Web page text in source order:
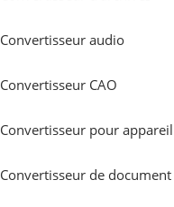
Convertisseur audio
Convertisseur CAO
Convertisseur pour appareil
Convertisseur de document